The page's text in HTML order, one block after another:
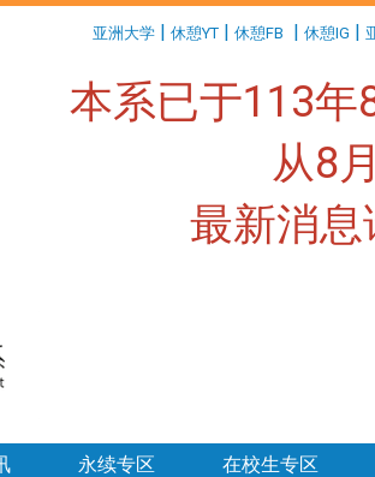
亚洲大学 | 休憩YT | 休憩FB | 休憩IG |
本系已于113年
从8
最新消息
永续专区 在校生专区